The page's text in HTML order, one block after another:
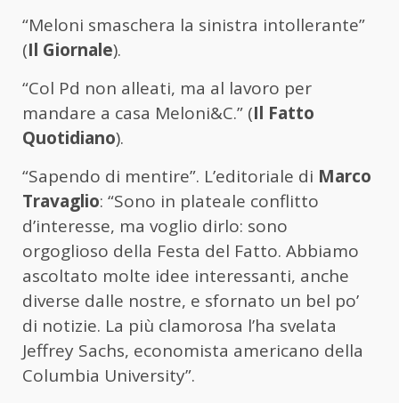
“Meloni smaschera la sinistra intollerante”
(Il Giornale).
“Col Pd non alleati, ma al lavoro per
mandare a casa Meloni&C.” (Il Fatto
Quotidiano).
“Sapendo di mentire”. L’editoriale di Marco
Travaglio: “Sono in plateale conflitto
d’interesse, ma voglio dirlo: sono
orgoglioso della Festa del Fatto. Abbiamo
ascoltato molte idee interessanti, anche
diverse dalle nostre, e sfornato un bel po’
di notizie. La più clamorosa l’ha svelata
Jeffrey Sachs, economista americano della
Columbia University”.